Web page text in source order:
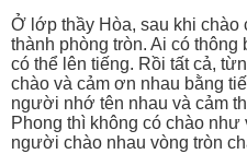
Ở lớp thầy Hòa, sau khi
thành phòng tròn. Ai có thông
có thể lên tiếng. Rồi tất cả,
chào và cảm ơn nhau bằng
người nhớ tên nhau và cảm
Phong thì không có chào
người chào nhau vòng tròn